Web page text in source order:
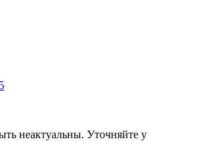
неактуальны. Уточняйте у